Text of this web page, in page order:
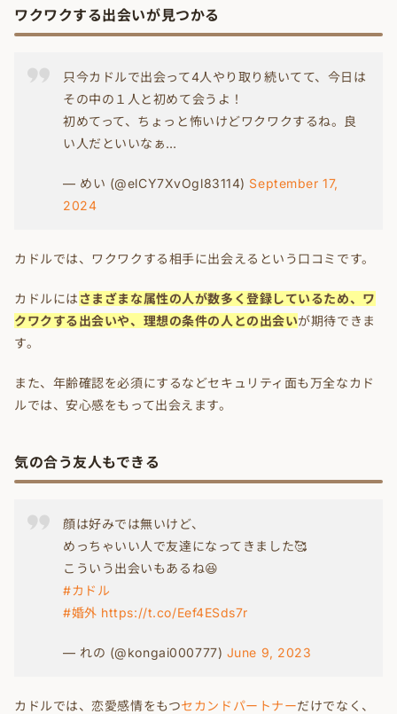
ワクワクする出会いが見つかる
只今カドルで出会って4人やり取り続いてて、今日は
その中の１人と初めて会うよ！
初めてって、ちょっと怖いけどワクワクするね。良
い人だといいなぁ…
— めい (@elCY7XvOgl83114) September 17,
2024
カドルでは、ワクワクする相手に出会えるという口コミです。
カドルには さまざまな属性の人が数多く登録しているため、ワ
クワクする出会いや、理想の条件の人との出会いが期待できま
す。
また、年齢確認を必須にするなどセキュリティ面も万全なカド
ルでは、安心感をもって出会えます。
気の合う友人もできる
顔は好みでは無いけど、
めっちゃいい人で友達になってきました🥰
こういう出会いもあるね😆
#カドル
#婚外 https://t.co/Eef4ESds7r
— れの︎︎︎︎ (@kongai000777) June 9, 2023
カドルでは、恋愛感情をもつセカンドパートナーだけでなく、